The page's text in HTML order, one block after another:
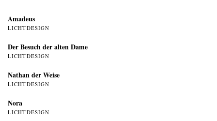
Amadeus
LICHTDESIGN
Der Besuch der alten Dame
LICHTDESIGN
Nathan der Weise
LICHTDESIGN
Nora
LICHTDESIGN